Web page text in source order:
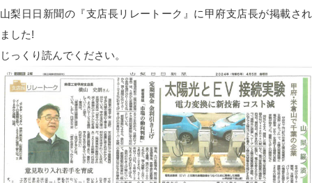
山梨日日新聞の『支店長リレートーク』に甲府支店長が掲載され
ました!
じっくり読んでください。